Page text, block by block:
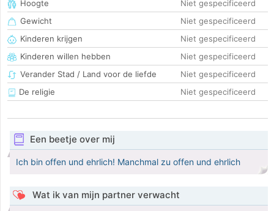
Hoogte
Niet gespecificeerd
Gewicht
Niet gespecificeerd
Kinderen krijgen
Niet gespecificeerd
Kinderen willen hebben
Niet gespecificeerd
Verander Stad / Land voor de liefde
Niet gespecificeerd
De religie
Niet gespecificeerd
Een beetje over mij
Ich bin offen und ehrlich! Manchmal zu offen und ehrlich
Wat ik van mijn partner verwacht